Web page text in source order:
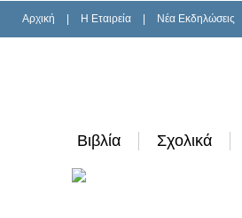
Αρχική H Εταιρεία Νέα Εκδηλώσεις
Βιβλία Σχολικά